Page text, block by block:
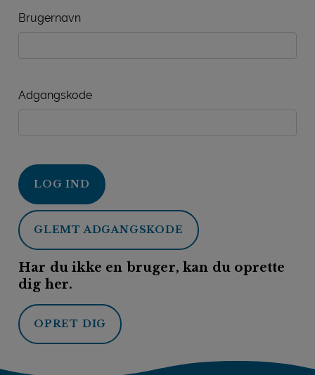
Brugernavn
Adgangskode
LOG IND
GLEMT ADGANGSKODE
Har du ikke en bruger, kan du oprette
dig her.
OPRET DIG